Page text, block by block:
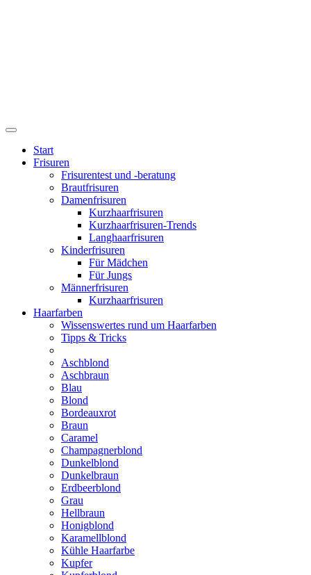
Start
Frisuren
Frisurentest und -beratung
Brautfrisuren
Damenfrisuren
Kurzhaarfrisuren
Kurzhaarfrisuren-Trends
Langhaarfrisuren
Kinderfrisuren
Für Mädchen
Für Jungs
Männerfrisuren
Kurzhaarfrisuren
Haarfarben
Wissenswertes rund um Haarfarben
Tipps & Tricks
Aschblond
Aschbraun
Blau
Blond
Bordeauxrot
Braun
Caramel
Champagnerblond
Dunkelblond
Dunkelbraun
Erdbeerblond
Grau
Hellbraun
Honigblond
Karamellblond
Kühle Haarfarbe
Kupfer